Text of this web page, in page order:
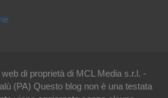
di proprietà di MCL Media s.r.l. -
(PA) Questo blog non è una testata